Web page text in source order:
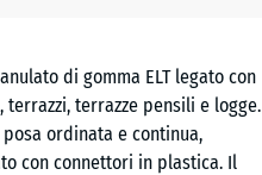
di gomma ELT legato con
terrazze pensili e logge.
ordinata e continua,
con connettori in plastica. Il